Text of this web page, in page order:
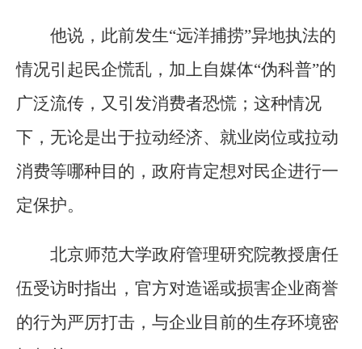
他说，此前发生“远洋捕捞”异地执法的
情况引起民企慌乱，加上自媒体“伪科普”的
广泛流传，又引发消费者恐慌；这种情况
下，无论是出于拉动经济、就业岗位或拉动
消费等哪种目的，政府肯定想对民企进行一
定保护。
北京师范大学政府管理研究院教授唐任
伍受访时指出，官方对造谣或损害企业商誉
的行为严厉打击，与企业目前的生存环境密